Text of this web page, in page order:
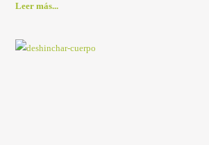
Leer más...